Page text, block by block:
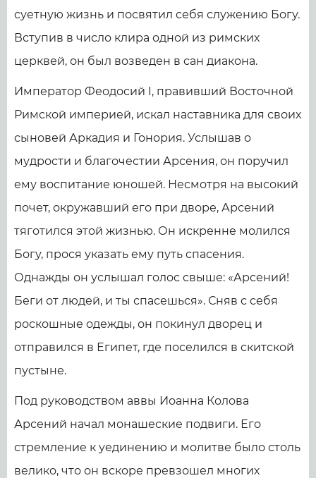
суетную жизнь и посвятил себя служению Богу.
Вступив в число клира одной из римских
церквей, он был возведен в сан диакона.
Император Феодосий I, правивший Восточной
Римской империей, искал наставника для своих
сыновей Аркадия и Гонория. Услышав о
мудрости и благочестии Арсения, он поручил
ему воспитание юношей. Несмотря на высокий
почет, окружавший его при дворе, Арсений
тяготился этой жизнью. Он искренне молился
Богу, прося указать ему путь спасения.
Однажды он услышал голос свыше: «Арсений!
Беги от людей, и ты спасешься». Сняв с себя
роскошные одежды, он покинул дворец и
отправился в Египет, где поселился в скитской
пустыне.
Под руководством аввы Иоанна Колова
Арсений начал монашеские подвиги. Его
стремление к уединению и молитве было столь
велико, что он вскоре превзошел многих